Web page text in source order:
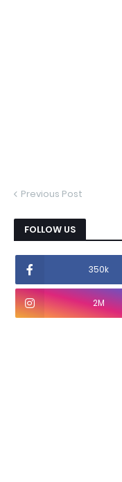
Previous Post
FOLLOW US
350k
2M